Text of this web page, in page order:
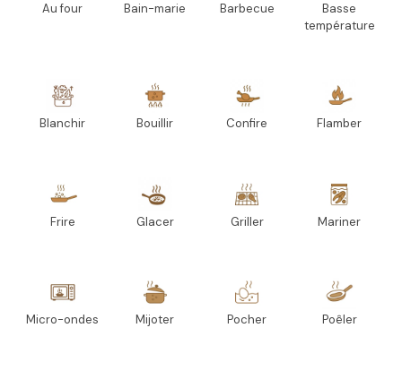
Au four Bain-marie Barbecue
Basse
température
Blanchir Bouillir Confire Flamber
Frire Glacer Griller Mariner
Micro-ondes Mijoter Pocher Poêler